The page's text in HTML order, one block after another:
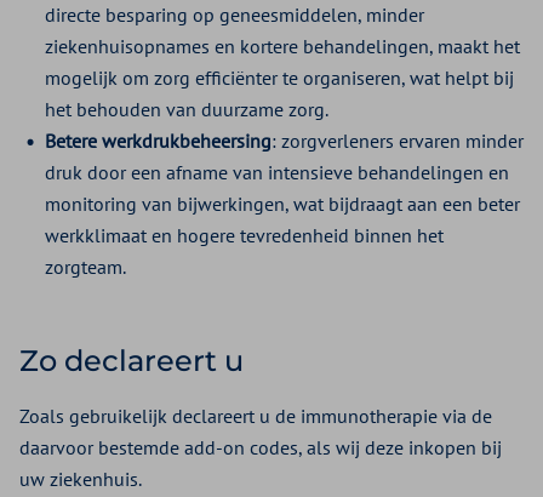
directe besparing op geneesmiddelen, minder
ziekenhuisopnames en kortere behandelingen, maakt het
mogelijk om zorg efficiënter te organiseren, wat helpt bij
het behouden van duurzame zorg.
Betere werkdrukbeheersing: zorgverleners ervaren minder
druk door een afname van intensieve behandelingen en
monitoring van bijwerkingen, wat bijdraagt aan een beter
werkklimaat en hogere tevredenheid binnen het
zorgteam.
Zo declareert u
Zoals gebruikelijk declareert u de immunotherapie via de
daarvoor bestemde add-on codes, als wij deze inkopen bij
uw ziekenhuis.